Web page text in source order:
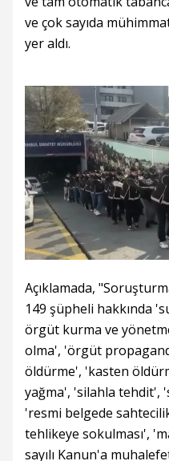
ve çok sayıda
yer aldı.
Açıklamada,
149 şüpheli hakkında
örgüt kurma ve
olma', 'örgüt
öldürme', 'kasten
yağma', 'silahla tehdit',
'resmi belgede
tehlikeye sokulması',
sayılı Kanun'a